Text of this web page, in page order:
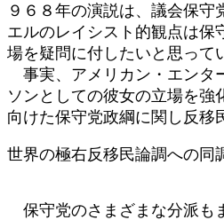
９６８年の演説は、議会保
エルのレイシスト的観点は保
場を疑問に付したいと思って
事実、アメリカン・エンタ
ソンとしての彼女の立場を強
向けた保守党政綱に関し反移
世界の極右反移民論調への同
保守党のさまざまな分派も